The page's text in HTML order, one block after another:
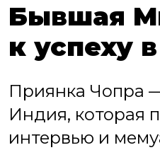
Бывшая
к успеху
Приянка Чопра
Индия, которая
интервью и